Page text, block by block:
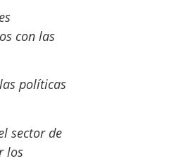
con las
políticas
sector de
los